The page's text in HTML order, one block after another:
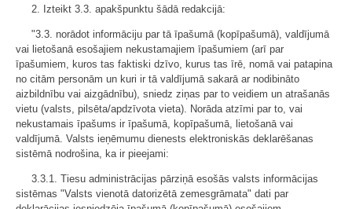
2. Izteikt 3.3. apakšpunktu šādā redakcijā:
"3.3. norādot informāciju par tā īpašumā (kopīpašumā), valdījumā
vai lietošanā esošajiem nekustamajiem īpašumiem (arī par
īpašumiem, kuros tas faktiski dzīvo, kurus tas īrē, nomā vai patapina
no citām personām un kuri ir tā valdījumā sakarā ar nodibināto
aizbildnību vai aizgādnību), sniedz ziņas par to veidiem un atrašanās
vietu (valsts, pilsēta/apdzīvota vieta). Norāda atzīmi par to, vai
nekustamais īpašums ir īpašumā, kopīpašumā, lietošanā vai
valdījumā. Valsts ieņēmumu dienests elektroniskās deklarēšanas
sistēmā nodrošina, ka ir pieejami:
3.3.1. Tiesu administrācijas pārziņā esošās valsts informācijas
sistēmas "Valsts vienotā datorizētā zemesgrāmata" dati par